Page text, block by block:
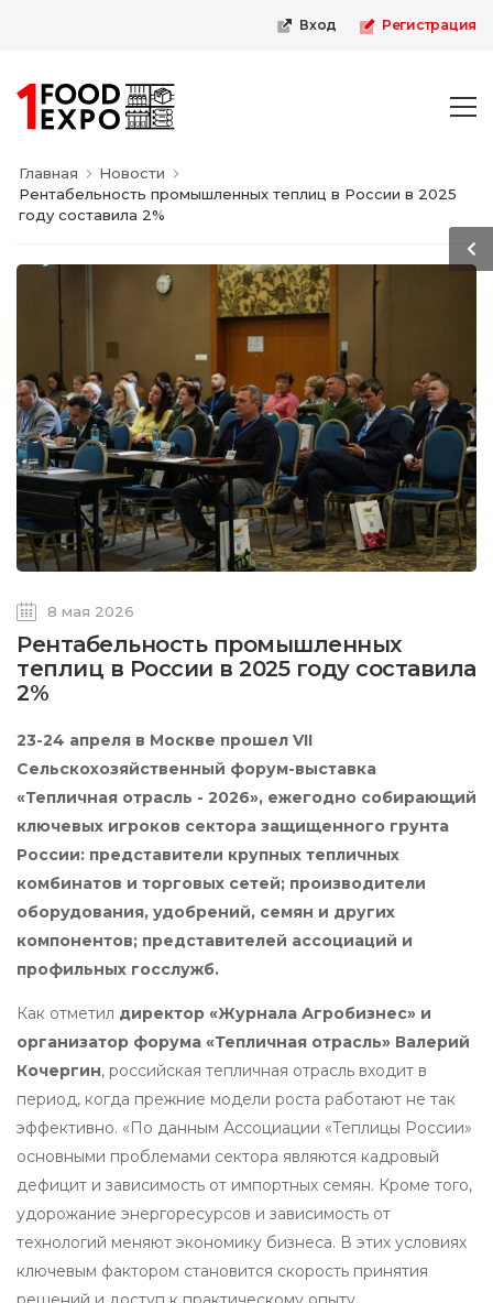
Первая пищевая онлайн-выставка
Вход Регистрация
Главная
Новости
Рентабельность промышленных теплиц в России в 2025
году составила 2%
8 мая 2026
Рентабельность промышленных
теплиц в России в 2025 году составила
2%
23-24 апреля в Москве прошел VII
Сельскохозяйственный форум-выставка
«Тепличная отрасль - 2026», ежегодно собирающий
ключевых игроков сектора защищенного грунта
России: представители крупных тепличных
комбинатов и торговых сетей; производители
оборудования, удобрений, семян и других
компонентов; представителей ассоциаций и
профильных госслужб.
Как отметил директор «Журнала Агробизнес» и
организатор форума «Тепличная отрасль» Валерий
Кочергин, российская тепличная отрасль входит в
период, когда прежние модели роста работают не так
эффективно. «По данным Ассоциации «Теплицы России»
основными проблемами сектора являются кадровый
дефицит и зависимость от импортных семян. Кроме того,
удорожание энергоресурсов и зависимость от
технологий меняют экономику бизнеса. В этих условиях
ключевым фактором становится скорость принятия